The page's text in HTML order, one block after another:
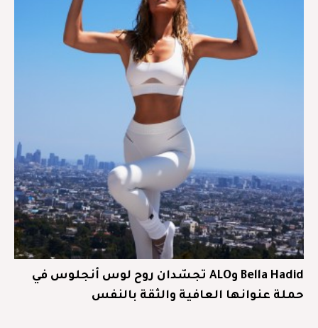
Bella Hadid وALO تجسّدان روح لوس أنجلوس في
حملة عنوانها العافية والثقة بالنفس